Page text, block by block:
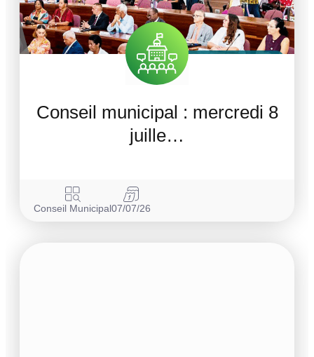
Conseil municipal : mercredi 8
juille…
Conseil Municipal07/07/26